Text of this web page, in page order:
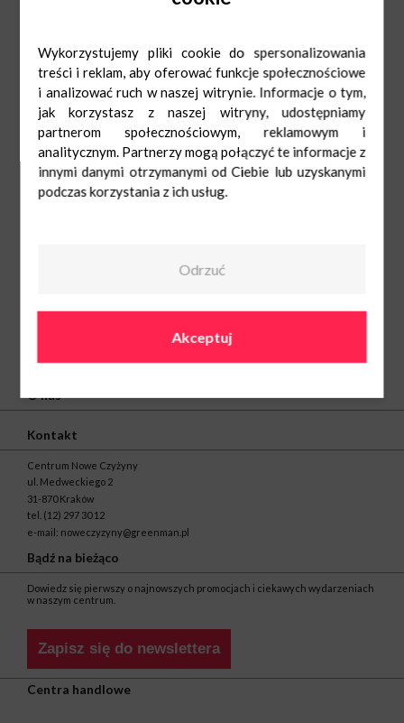
kolekcjach codziennych tej marki dominują wyraziste kolory – czerwony i
Po więcej inspiracji wpadnij na zakupy do Czyżyn!
O nas
Kontakt
Centrum Nowe Czyżyny
ul. Medweckiego 2
31-870 Kraków
tel. (12) 297 30 12
e-mail: noweczyzyny@greenman.pl
Bądź na bieżąco
Dowiedz się pierwszy o najnowszych promocjach i ciekawych wydarzeniach
w naszym centrum.
Zapisz się do newslettera
Centra handlowe
Wykorzystujemy pliki cookie do spersonalizowania
treści i reklam, aby oferować funkcje społecznościowe
i analizować ruch w naszej witrynie. Informacje o tym,
jak korzystasz z naszej witryny, udostępniamy
partnerom społecznościowym, reklamowym i
analitycznym. Partnerzy mogą połączyć te informacje z
innymi danymi otrzymanymi od Ciebie lub uzyskanymi
podczas korzystania z ich usług.
Odrzuć
Akceptuj